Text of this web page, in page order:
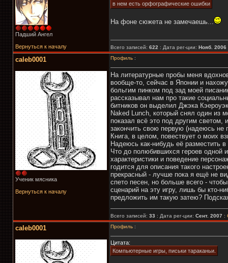
Падший Ангел
Вернуться к началу
в нем есть орфографические ошибки
На фоне сюжета не замечаешь...
Всего записей: 622 : Дата рег-ции: Нояб. 2006
caleb0001
Ученик мясника
Вернуться к началу
Профиль:
На литературные пробы меня
вообще-то, сейчас в Японии и
больгим пинком под зад моей
рассказывал нам про такие
битников он выделил Джэка
Naked Lunch, который снял один из
показал всё это под другим светом,
закончить свою первую (надеюсь не
Книга, в целом, повествует о моих
Надеюсь как-нибудь её разместить в
Что до полюбившихся героев одной
характеристики и поведение
годится для описания такого
прекрасный - лучше пока я ещё не
спето песен, но больше всего -
сценарий на эту игру, лишь бы кто-
предложить им такую затею?
Всего записей: 33 : Дата рег-ции: Сент. 2007 :
caleb0001 Профиль:
Цитата:
Компьютерные игры, письки тараканьи.